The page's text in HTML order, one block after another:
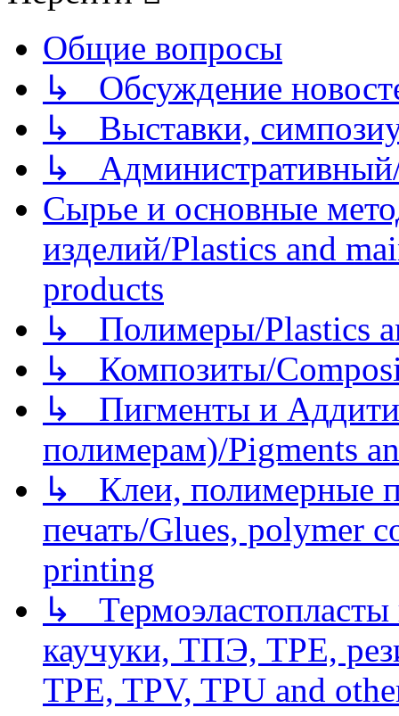
Общие вопросы
↳ Обсуждение
↳ Выставки,
↳
Сырье и основные
изделий/Plastics and
products
↳ Полимеры/Plastics
↳ Композиты/
↳ Пигменты и
полимерам)/Pigments
↳ Клеи, полимерные
печать/Glues, polymer
printing
↳
каучуки, ТПЭ, TPE,
TPE, TPV, TPU and